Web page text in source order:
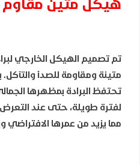
هيكل متين مقاوم
تم تصميم الهيكل الخارجي
متينة ومقاومة للصدأ
تحتفظ البرادة بمظهرها
لفترة طويلة، حتى عند التعرض
مما يزيد من عمرها الافتراضي